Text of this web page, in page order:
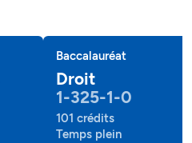
Baccalauréat
Droit
1-325-1-0
101 crédits
Temps plein